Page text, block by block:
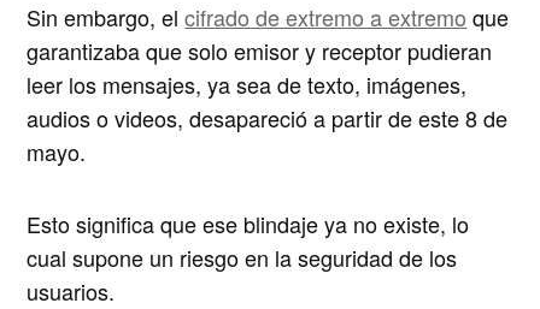
Sin embargo, elcifrado de extremo a extremo que
garantizaba que solo emisor y receptor pudieran
leer los mensajes, ya sea de texto, imágenes,
audios o videos, desapareció a partir de este 8 de
mayo.
Esto significa que ese blindaje ya no existe, lo
cual supone un riesgo en la seguridad de los
usuarios.